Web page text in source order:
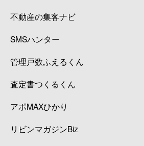
不動産の集客ナビ
SMSハンター
管理戸数ふえるくん
査定書つくるくん
アポMAXひかり
リビンマガジンBiz